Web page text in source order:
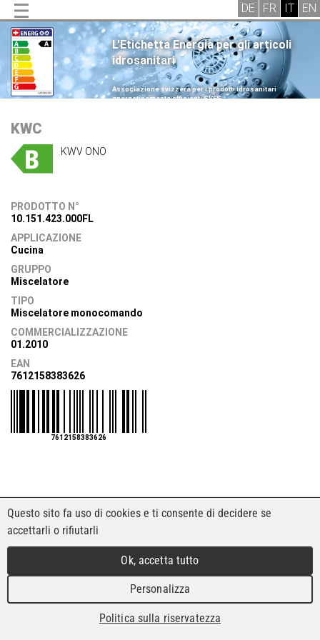
L'Etichetta Energia per gli articoli
idrosanitari
.
Associazione svizzera per i prodotti idrosanitari
energeticamente efficienti SVES
KWC
KWV ONO
PRODOTTO N°
10.151.423.000FL
APPLICAZIONE
Cucina
GRUPPO
Miscelatore
TIPO
Miscelatore monocomando
COMMERCIALIZZAZIONE
01.2010
EAN
7612158383626
7612158383626
Questo sito fa uso di cookies e ti consente di decidere se
accettarli o rifiutarli
Ok, accetta tutto
Personalizza
Politica sulla riservatezza